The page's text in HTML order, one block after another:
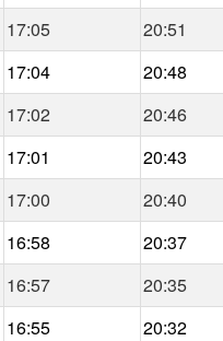
17:05 20:51
17:04 20:48
17:02 20:46
17:01 20:43
17:00 20:40
16:58 20:37
16:57 20:35
16:55 20:32